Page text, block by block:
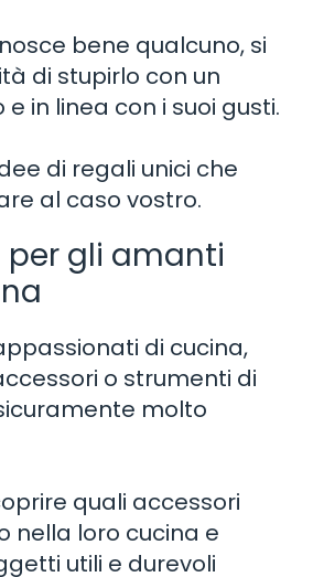
bene qualcuno, si
di stupirlo con un
in linea con i suoi gusti.
di regali unici che
al caso vostro.
per gli amanti
di cucina,
o strumenti di
molto
quali accessori
nella loro cucina e
utili e durevoli